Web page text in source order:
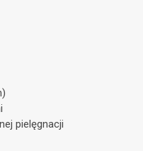
pielęgnacji